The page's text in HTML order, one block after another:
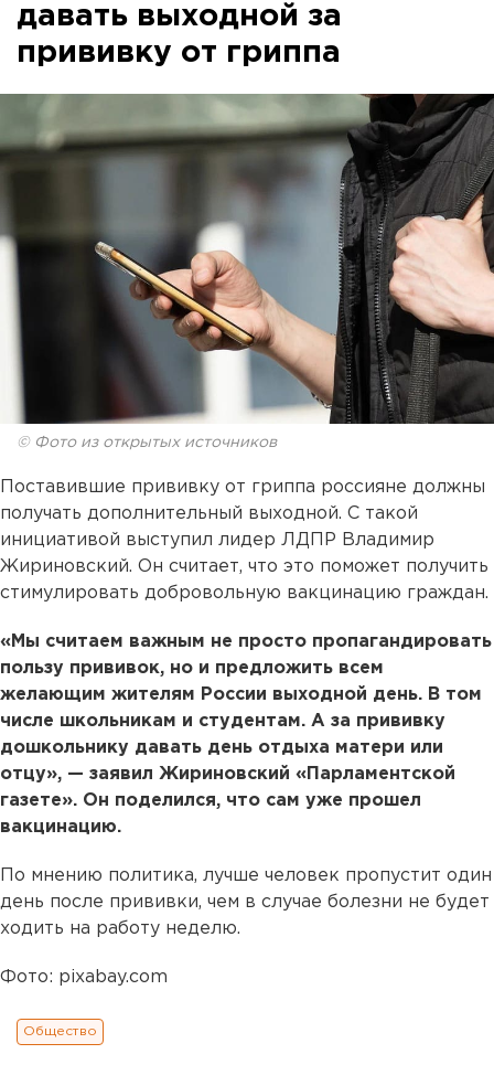
давать выходной за
прививку от гриппа
© Фото из открытых источников
Поставившие прививку от гриппа россияне должны
получать дополнительный выходной. С такой
инициативой выступил лидер ЛДПР Владимир
Жириновский. Он считает, что это поможет получить
стимулировать добровольную вакцинацию граждан.
«Мы считаем важным не просто пропагандировать
пользу прививок, но и предложить всем
желающим жителям России выходной день. В том
числе школьникам и студентам. А за прививку
дошкольнику давать день отдыха матери или
отцу», — заявил Жириновский «Парламентской
газете». Он поделился, что сам уже прошел
вакцинацию.
По мнению политика, лучше человек пропустит один
день после прививки, чем в случае болезни не будет
ходить на работу неделю.
Фото: pixabay.com
Общество